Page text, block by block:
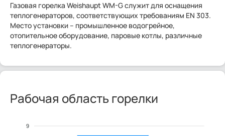
Газовая горелка Weishaupt WM-G служит для оснащения
теплогенераторов, соответствующих требованиям EN 303.
Место установки – промышленное водогрейное,
отопительное оборудование, паровые котлы, различные
теплогенераторы.
Рабочая область горелки
9